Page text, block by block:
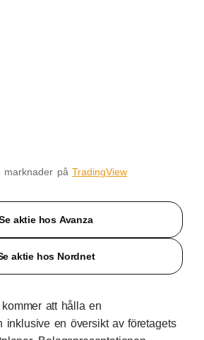
marknader påTradingView
aktie hos Avanza
aktie hos Nordnet
att hålla en
inklusive en översikt av företagets